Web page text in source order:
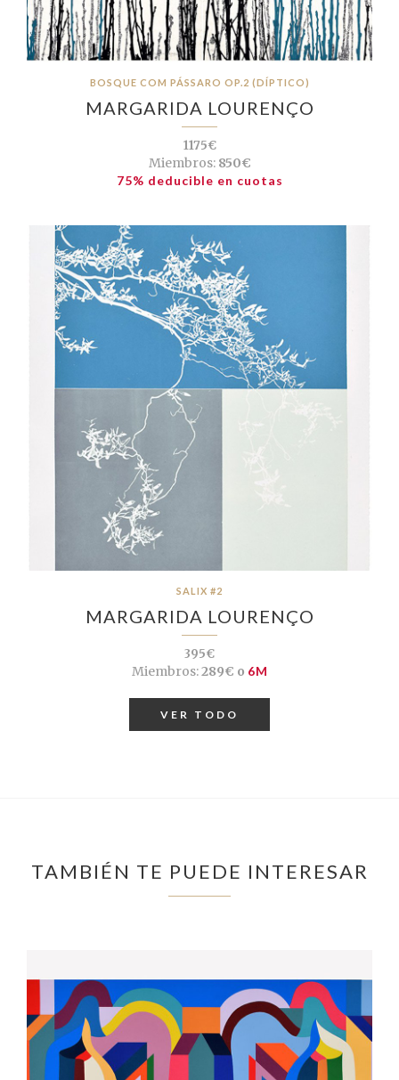
BOSQUE COM PÁSSARO OP.2 (DÍPTICO)
MARGARIDA LOURENÇO
1175€
Miembros:850€
75% deducible en cuotas
SALIX #2
MARGARIDA LOURENÇO
395€
Miembros:289€ o 6M
VER TODO
TAMBIÉN TE PUEDE INTERESAR